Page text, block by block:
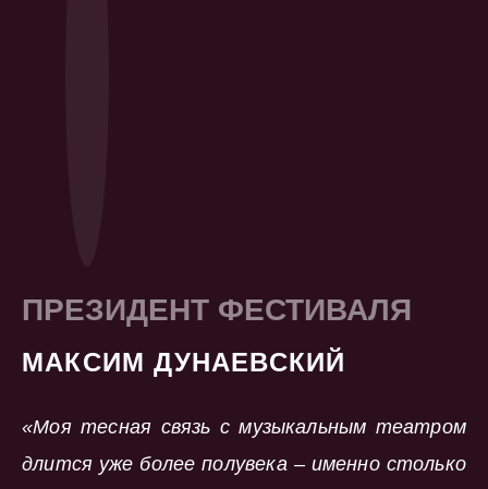
ПРЕЗИДЕНТ ФЕСТИВАЛЯ
МАКСИМ ДУНАЕВСКИЙ
«Моя тесная связь с музыкальным театром
длится уже более полувека – именно столько